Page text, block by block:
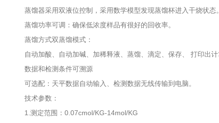
蒸馏器采用双液位控制，采用数学模型发现蒸馏杯进入干烧状
蒸馏功率可调：确保低浓度样品有很好的回收率。
蒸馏方式双蒸馏模式：
自动加酸、自动加碱、加稀释液、蒸馏、滴定、保存、 打印出
数据和检测条件可溯源
可选配：天平数据自动输入、检测数据无线传输到电脑。
技术参数：
1.测定范围：0.07cmol/KG-14mol/KG